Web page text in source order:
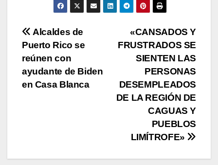
Navegación
de
entradas
«CANSADOS Y
FRUSTRADOS SE
SIENTEN LAS
PERSONAS
DESEMPLEADOS
DE LA REGIÓN DE
CAGUAS Y
PUEBLOS
LIMÍTROFE»
Alcaldes de
Puerto Rico se
reúnen con
ayudante de Biden
en Casa Blanca